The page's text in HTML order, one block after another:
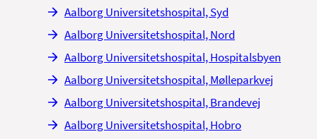
Aalborg Universitetshospital, Syd
Aalborg Universitetshospital, Nord
Aalborg Universitetshospital, Hospitalsbyen
Aalborg Universitetshospital, Mølleparkvej
Aalborg Universitetshospital, Brandevej
Aalborg Universitetshospital, Hobro